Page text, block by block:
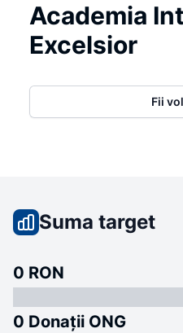
Academia
Excelsior
Fii
Suma target
0 RON
0 Donații ONG